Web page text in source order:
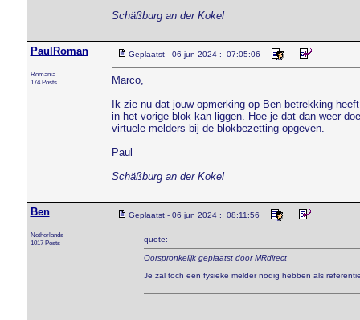
Schäßburg an der Kokel
PaulRoman
Romania
174 Posts
Geplaatst - 06 jun 2024 : 07:05:06
Marco,
Ik zie nu dat jouw opmerking op Ben betrekking
in het vorige blok kan liggen. Hoe je dat dan weer
virtuele melders bij de blokbezetting opgeven.
Paul
Schäßburg an der Kokel
Ben
Netherlands
1017 Posts
Geplaatst - 06 jun 2024 : 08:11:56
quote:
Oorspronkelijk geplaatst door MRdirect
Je zal toch een fysieke melder nodig hebben als